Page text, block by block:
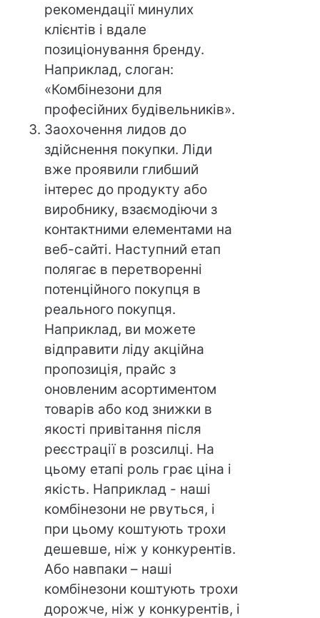
рекомендації минулих
клієнтів і вдале
позиціонування бренду.
Наприклад, слоган:
«Комбінезони для
професійних будівельників».
Заохочення лидов до
здійснення покупки. Ліди
вже проявили глибший
інтерес до продукту або
виробнику, взаємодіючи з
контактними елементами на
веб-сайті. Наступний етап
полягає в перетворенні
потенційного покупця в
реального покупця.
Наприклад, ви можете
відправити ліду акційна
пропозиція, прайс з
оновленим асортиментом
товарів або код знижки в
якості привітання після
реєстрації в розсилці. На
цьому етапі роль грає ціна і
якість. Наприклад - наші
комбінезони не рвуться, і
при цьому коштують трохи
дешевше, ніж у конкурентів.
Або навпаки – наші
комбінезони коштують трохи
дорожче, ніж у конкурентів, і